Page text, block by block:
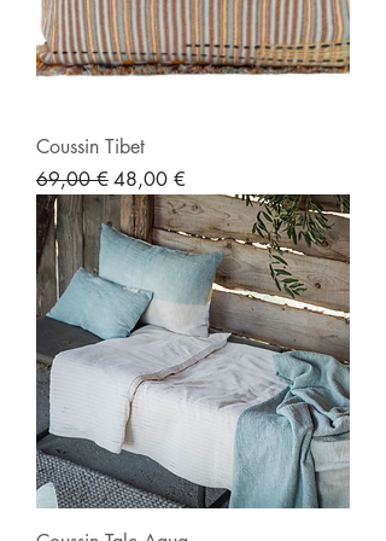
Coussin Tibet
Prix original
69,00 €Prix promotionnel
48,00 €